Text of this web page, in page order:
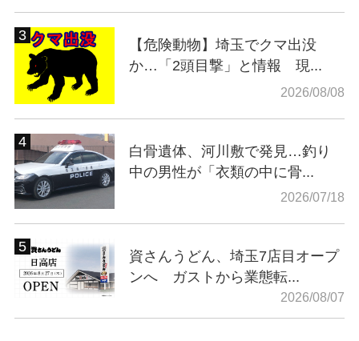
【危険動物】埼玉でクマ出没
か…「2頭目撃」と情報 現...
2026/08/08
白骨遺体、河川敷で発見…釣り
中の男性が「衣類の中に骨...
2026/07/18
資さんうどん、埼玉7店目オープ
ンへ ガストから業態転...
2026/08/07